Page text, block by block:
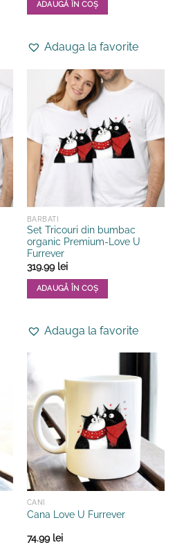
ADAUGĂ ÎN COȘ
are
variații.
Opțiunile
fi
alese
în
pagina
produsului.
Adauga la favorite
BARBATI
Set Tricouri din bumbac
organic Premium-Love U
Furrever
319.99 lei
ADAUGĂ ÎN COȘ
are
variații.
Opțiunile
pot
alese
pagina
produsului.
Adauga la favorite
CANI
Cana Love U Furrever
74.99 lei